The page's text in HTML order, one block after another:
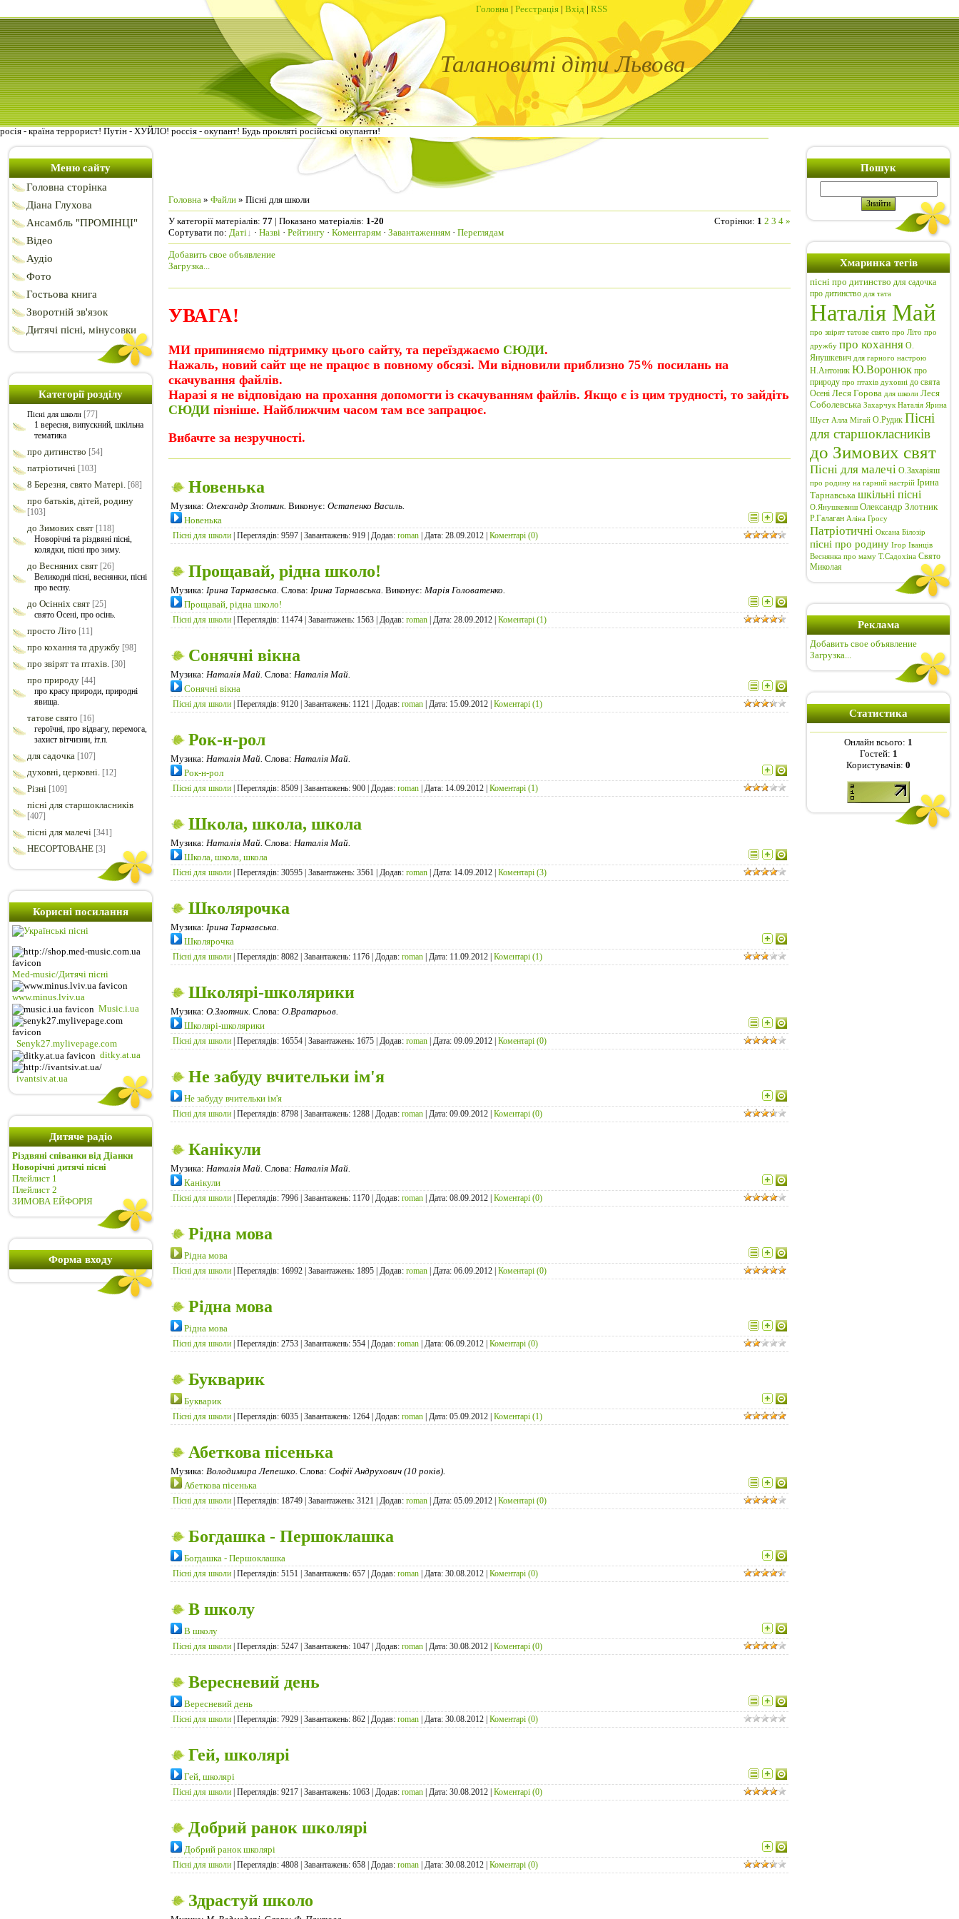
Головна | Реєстрація | Вхід | RSS
Талановиті діти Львова
росія - країна террорист! Путін - ХУЙЛО! россія - окупант! Будь прокляті російські окупанти!
Меню сайту
Головна сторінка
Діана Глухова
Ансамбль "ПРОМІНЦІ"
Відео
Аудіо
Фото
Гостьова книга
Зворотній зв'язок
Дитячі пісні, мінусовки
Категорії розділу
Пісні для школи [77]
1 вересня, випускний, шкільна
тематика
про дитинство [54]
патріотичні [103]
8 Березня, свято Матері. [68]
про батьків, дітей, родину
[103]
до Зимових свят [118]
Новорічні та різдвяні пісні,
колядки, пісні про зиму.
до Весняних свят [26]
Великодні пісні, веснянки, пісні
про весну.
до Осінніх свят [25]
свято Осені, про осінь.
просто Літо [11]
про кохання та дружбу [98]
про звірят та птахів. [30]
про природу [44]
про красу природи, природні
явища.
татове свято [16]
героїчні, про відвагу, перемога,
захист вітчизни, іт.п.
для садочка [107]
духовні, церковні. [12]
Різні [109]
пісні для старшокласників
[407]
пісні для малечі [341]
НЕСОРТОВАНЕ [3]
Корисні посилання
Med-music/Дитячі пісні
www.minus.lviv.ua
Music.i.ua
Senyk27.mylivepage.com
ditky.at.ua
ivantsiv.at.ua
Дитяче радіо
Різдвяні співанки від Діанки
Новорічні дитячі пісні
Плейлист 1
Плейлист 2
ЗИМОВА ЕЙФОРІЯ
Форма входу
Головна » Файли » Пісні для школи
У категорії матеріалів: 77 | Показано матеріалів: 1-20 Сторінки: 1 2 3 4 »
Сортувати по: Даті · Назві · Рейтингу · Коментарям · Завантаженням · Переглядам
Добавить свое объявление
Загрузка...
УВАГА!
МИ припиняємо підтримку цього сайту, та переїзджаємо СЮДИ.
Нажаль, новий сайт ще не працює в повному обсязі. Ми відновили приблизно 75% посилань на
скачування файлів.
Наразі я не відповідаю на прохання допомогти із скачуванням файлів. Якщо є із цим трудності, то зайдіть
СЮДИ пізніше. Найближчим часом там все запрацює.
Вибачте за незручності.
Новенька
Музика: Олександр Злотник. Виконує: Остапенко Василь.
Новенька
Пісні для школи | Переглядів: 9597 | Завантажень: 919 | Додав: roman | Дата: 28.09.2012 Коментарі (0)
Прощавай, рідна школо!
Музика: Ірина Тарнавська. Слова: Ірина Тарнавська. Виконує: Марія Головатенко.
Прощавай, рідна школо!
Пісні для школи | Переглядів: 11474 | Завантажень: 1563 | Додав: roman | Дата: 28.09.2012 Коментарі (1)
Сонячні вікна
Музика: Наталія Май. Слова: Наталія Май.
Сонячні вікна
Пісні для школи | Переглядів: 9120 | Завантажень: 1121 | Додав: roman | Дата: 15.09.2012 Коментарі (1)
Рок-н-рол
Музика: Наталія Май. Слова: Наталія Май.
Рок-н-рол
Пісні для школи | Переглядів: 8509 | Завантажень: 900 | Додав: roman | Дата: 14.09.2012 Коментарі (1)
Школа, школа, школа
Музика: Наталія Май. Слова: Наталія Май.
Школа, школа, школа
Пісні для школи | Переглядів: 30595 | Завантажень: 3561 | Додав: roman | Дата: 14.09.2012 Коментарі (3)
Школярочка
Музика: Ірина Тарнавська.
Школярочка
Пісні для школи | Переглядів: 8082 | Завантажень: 1176 | Додав: roman | Дата: 11.09.2012 Коментарі (1)
Школярі-школярики
Музика: О.Злотник. Слова: О.Вратарьов.
Школярі-школярики
Пісні для школи | Переглядів: 16554 | Завантажень: 1675 | Додав: roman | Дата: 09.09.2012 Коментарі (0)
Не забуду вчительки ім'я
Не забуду вчительки ім'я
Пісні для школи | Переглядів: 8798 | Завантажень: 1288 | Додав: roman | Дата: 09.09.2012 Коментарі (0)
Канікули
Музика: Наталія Май. Слова: Наталія Май.
Канікули
Пісні для школи | Переглядів: 7996 | Завантажень: 1170 | Додав: roman | Дата: 08.09.2012 Коментарі (0)
Рiдна мова
Рiдна мова
Пісні для школи | Переглядів: 16992 | Завантажень: 1895 | Додав: roman | Дата: 06.09.2012 Коментарі (0)
Рiдна мова
Рiдна мова
Пісні для школи | Переглядів: 2753 | Завантажень: 554 | Додав: roman | Дата: 06.09.2012 Коментарі (0)
Букварик
Букварик
Пісні для школи | Переглядів: 6035 | Завантажень: 1264 | Додав: roman | Дата: 05.09.2012 Коментарі (1)
Абеткова пісенька
Музика: Володимира Лепешкo. Слова: Софії Андрухович (10 років).
Абеткова пісенька
Пісні для школи | Переглядів: 18749 | Завантажень: 3121 | Додав: roman | Дата: 05.09.2012 Коментарі (0)
Богдашка - Першоклашка
Богдашка - Першоклашка
Пісні для школи | Переглядів: 5151 | Завантажень: 657 | Додав: roman | Дата: 30.08.2012 Коментарі (0)
В школу
В школу
Пісні для школи | Переглядів: 5247 | Завантажень: 1047 | Додав: roman | Дата: 30.08.2012 Коментарі (0)
Вересневий день
Вересневий день
Пісні для школи | Переглядів: 7929 | Завантажень: 862 | Додав: roman | Дата: 30.08.2012 Коментарі (0)
Гей, школярі
Гей, школярі
Пісні для школи | Переглядів: 9217 | Завантажень: 1063 | Додав: roman | Дата: 30.08.2012 Коментарі (0)
Добрий ранок школярі
Добрий ранок школярі
Пісні для школи | Переглядів: 4808 | Завантажень: 658 | Додав: roman | Дата: 30.08.2012 Коментарі (0)
Здрастуй школо
Пошук
Хмаринка тегів
пісні про дитинство для садочка
про дитинство для тата
Наталія Май
про звірят татове свято про Літо про
дружбу про кохання О.
Янушкевич для гарного настрою
Н.Антоник Ю.Воронюк про
природу про птахів духовні до свята
Осені Леся Горова для школи Леся
Соболевська Захарчук Наталія Ярина
Шуст Алла Мігай О.Рудик Пісні
для старшокласників
до Зимових свят
Пісні для малечі О.Захаріяш
про родину на гарний настрій Ірина
Тарнавська шкільні пісні
О.Янушкевиш Олександр Злотник
Р.Галаган Аліна Гросу
Патріотичні Оксана Білозір
пісні про родину Ігор Іванців
Веснянка про маму Т.Садохіна Свято
Миколая
Реклама
Добавить свое объявление
Загрузка...
Статистика
Онлайн всього: 1
Гостей: 1
Користувачів: 0